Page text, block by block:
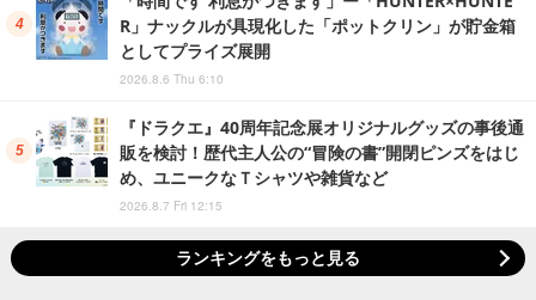
R」ナックルが具現化した「ポットクリン」が貯金箱
としてプライズ展開
2026.8.6 Thu 6:10
『ドラクエ』40周年記念展オリジナルグッズの事後通
販を検討！歴代主人公の“冒険の書”開閉ピンズをはじ
め、ユニークなＴシャツや雑貨など
2026.8.7 Fri 12:15
ランキングをもっと見る